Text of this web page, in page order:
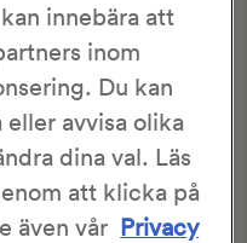
45 min
3 tim 15 min
innebära att
inom
Du kan
avvisa olika
dina val. Läs
att klicka på
även vår Privacy